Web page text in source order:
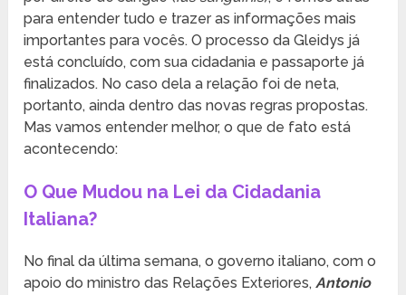
para entender tudo e trazer as informações mais
importantes para vocês. O processo da Gleidys já
está concluído, com sua cidadania e passaporte já
finalizados. No caso dela a relação foi de neta,
portanto, ainda dentro das novas regras propostas.
Mas vamos entender melhor, o que de fato está
acontecendo:
O Que Mudou na Lei da Cidadania
Italiana?
No final da última semana, o governo italiano, com o
apoio do ministro das Relações Exteriores,Antonio